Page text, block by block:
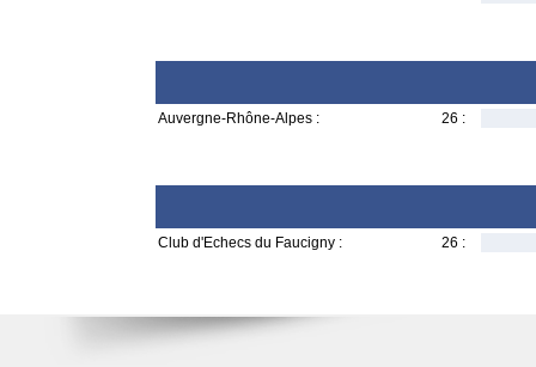
Auvergne-Rhône-Alpes : 26 :
Club d'Echecs du Faucigny : 26 :